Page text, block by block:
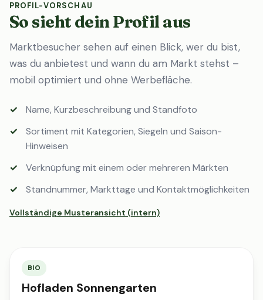
PROFIL-VORSCHAU
So sieht dein Profil aus
Marktbesucher sehen auf einen Blick, wer du bist,
was du anbietest und wann du am Markt stehst –
mobil optimiert und ohne Werbefläche.
Name, Kurzbeschreibung und Standfoto
Sortiment mit Kategorien, Siegeln und Saison-
Hinweisen
Verknüpfung mit einem oder mehreren Märkten
Standnummer, Markttage und Kontaktmöglichkeiten
Vollständige Musteransicht (intern)
BIO
Hofladen Sonnengarten